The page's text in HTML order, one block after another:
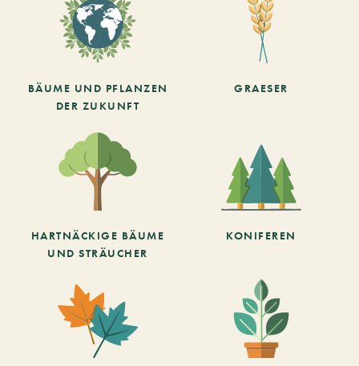
BÄUME UND PFLANZEN
DER ZUKUNFT
GRAESER
HARTNÄCKIGE BÄUME
UND STRÄUCHER
KONIFEREN